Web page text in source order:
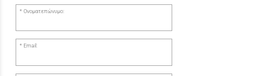
Ονοματεπώνυμο:
Email: